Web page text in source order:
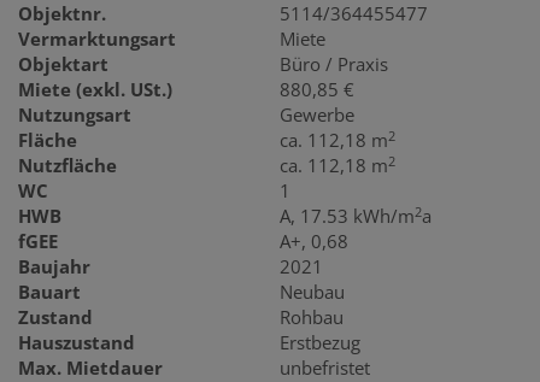
Objektnr.
5114/364455477
Vermarktungsart
Miete
Objektart
Büro / Praxis
Miete (exkl. USt.)
880,85 €
Nutzungsart
Gewerbe
Fläche
ca. 112,18 m2
Nutzfläche ca. 112,18 m2
WC
1
HWB
A, 17.53 kWh/m2a
fGEE
A+, 0,68
Baujahr
2021
Bauart
Neubau
Zustand
Rohbau
Hauszustand
Erstbezug
Max. Mietdauer
unbefristet